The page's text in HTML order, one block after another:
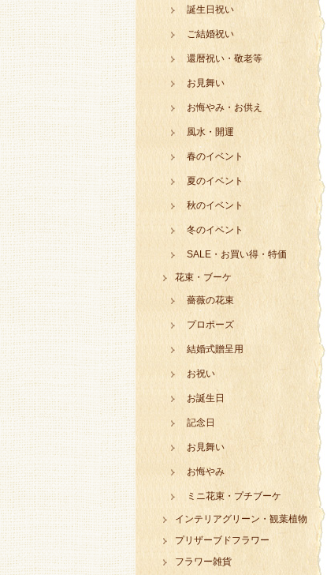
誕生日祝い
ご結婚祝い
還暦祝い・敬老等
お見舞い
お悔やみ・お供え
風水・開運
春のイベント
夏のイベント
秋のイベント
冬のイベント
SALE・お買い得・特価
花束・ブーケ
薔薇の花束
プロポーズ
結婚式贈呈用
お祝い
お誕生日
記念日
お見舞い
お悔やみ
ミニ花束・プチブーケ
インテリアグリーン・観葉植物
プリザーブドフラワー
フラワー雑貨